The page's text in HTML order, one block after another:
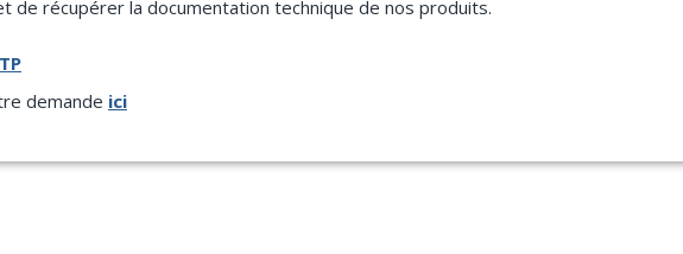
de récupérer la documentation technique de nos produits.
demande ici